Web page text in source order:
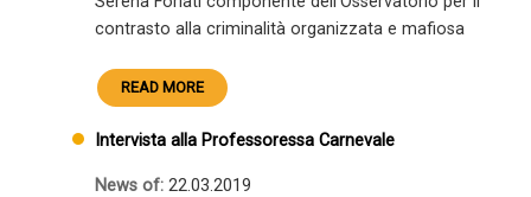
contrasto alla criminalità organizzata e mafiosa
READ MORE
Intervista alla Professoressa Carnevale
News of: 22.03.2019